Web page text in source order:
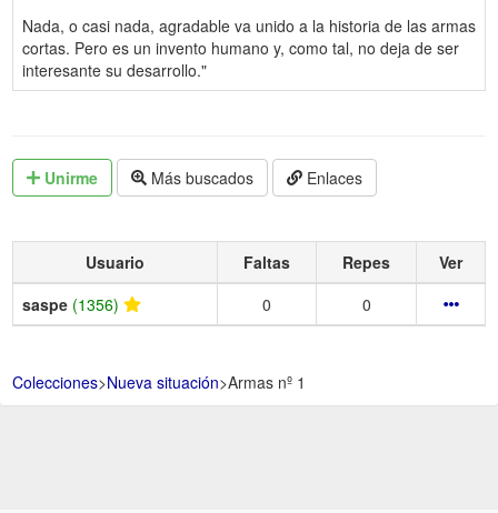
Nada, o casi nada, agradable va unido a la historia de las armas
cortas. Pero es un invento humano y, como tal, no deja de ser
interesante su desarrollo."
Unirme Más buscados Enlaces
Usuario Faltas Repes
Ver
saspe (1356) 0 0
Colecciones>Nueva situación>Armas nº 1